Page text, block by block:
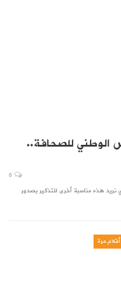
الوطني للصحافة..
هذه مناسبة أخرى للتذكير بصدور
أقلام حرة